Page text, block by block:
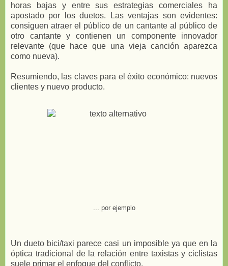
horas bajas y entre sus estrategias comerciales ha
apostado por los duetos. Las ventajas son evidentes:
consiguen atraer el público de un cantante al público de
otro cantante y contienen un componente innovador
relevante (que hace que una vieja canción aparezca
como nueva).
Resumiendo, las claves para el éxito económico: nuevos
clientes y nuevo producto.
... por ejemplo
Un dueto bici/taxi parece casi un imposible ya que en la
óptica tradicional de la relación entre taxistas y ciclistas
suele primar el enfoque del conflicto.